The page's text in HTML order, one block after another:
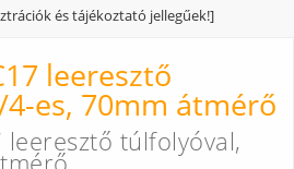
és tájékoztató jellegűek!]
leeresztő
es, 70mm átmérő
leeresztő túlfolyóval,